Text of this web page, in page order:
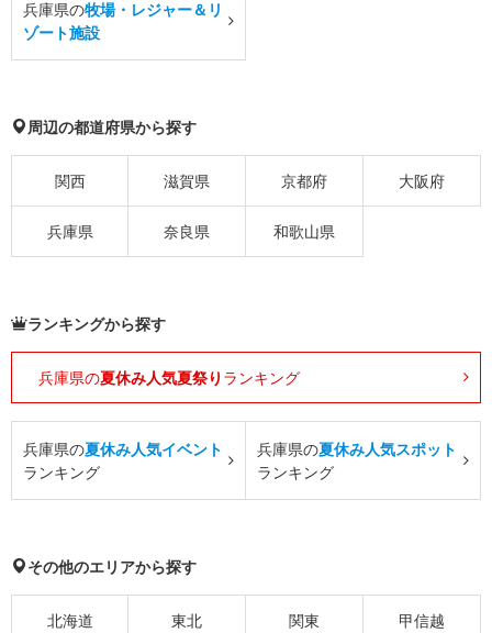
兵庫県の牧場・レジャー＆リ
ゾート施設
周辺の都道府県から探す
関西 滋賀県 京都府 大阪府
兵庫県 奈良県 和歌山県
ランキングから探す
兵庫県の夏休み人気夏祭り ランキング
兵庫県の夏休み人気イベント
ランキング
兵庫県の夏休み人気スポット
ランキング
その他のエリアから探す
北海道 東北 関東 甲信越